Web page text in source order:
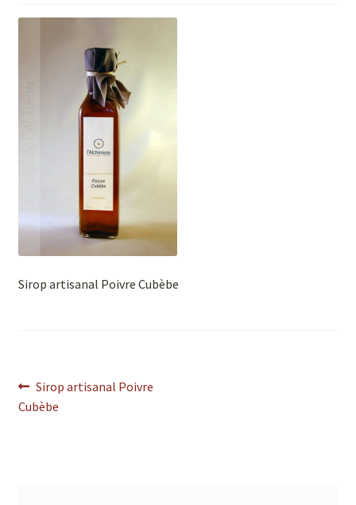
Sirop artisanal Poivre Cubèbe
Sirop artisanal Poivre
Cubèbe